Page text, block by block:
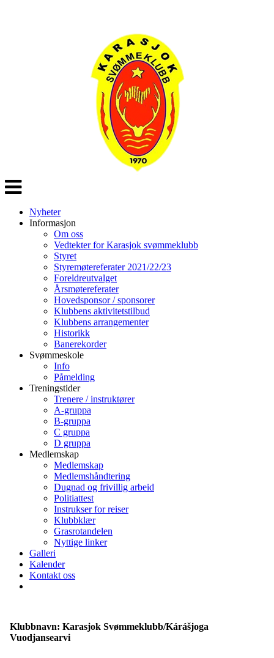
Veksle
navigasjon
Nyheter
Informasjon
Om oss
Vedtekter for Karasjok svømmeklubb
Styret
Styremøtereferater 2021/22/23
Foreldreutvalget
Årsmøtereferater
Hovedsponsor / sponsorer
Klubbens aktivitetstilbud
Klubbens arrangementer
Historikk
Banerekorder
Svømmeskole
Info
Påmelding
Treningstider
Trenere / instruktører
A-gruppa
B-gruppa
C gruppa
D gruppa
Medlemskap
Medlemskap
Medlemshåndtering
Dugnad og frivillig arbeid
Politiattest
Instrukser for reiser
Klubbklær
Grasrotandelen
Nyttige linker
Galleri
Kalender
Kontakt oss
Klubbnavn: Karasjok Svømmeklubb/Kárášjoga
Vuodjansearvi